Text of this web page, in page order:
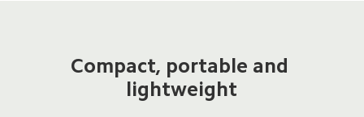
Compact, portable and
lightweight